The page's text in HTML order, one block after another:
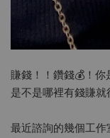
賺錢！！鑽錢💰！你
是不是哪裡有錢賺就
最近諮詢的幾個工作